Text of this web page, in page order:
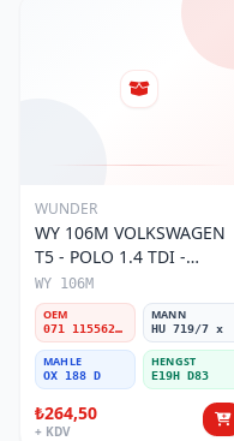
WUNDER
WY 106M VOLKSWAGEN
T5 - POLO 1.4 TDI -
PASSAT- JETTA 071 115562
A Yağ Filtresi
WY 106M
OEM
071 115562 A
MANN
HU 719/7 x
MAHLE
OX 188 D
HENGST
E19H D83
₺264,50
+ KDV